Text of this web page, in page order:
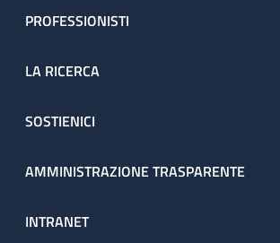
PROFESSIONISTI
LA RICERCA
SOSTIENICI
AMMINISTRAZIONE TRASPARENTE
INTRANET